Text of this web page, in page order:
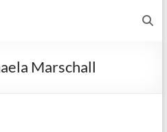
Marschall